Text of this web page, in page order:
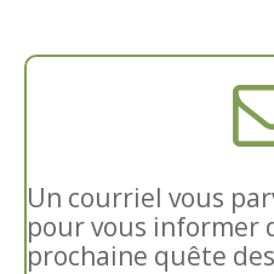
Un courriel vous
pour vous informer
prochaine quête